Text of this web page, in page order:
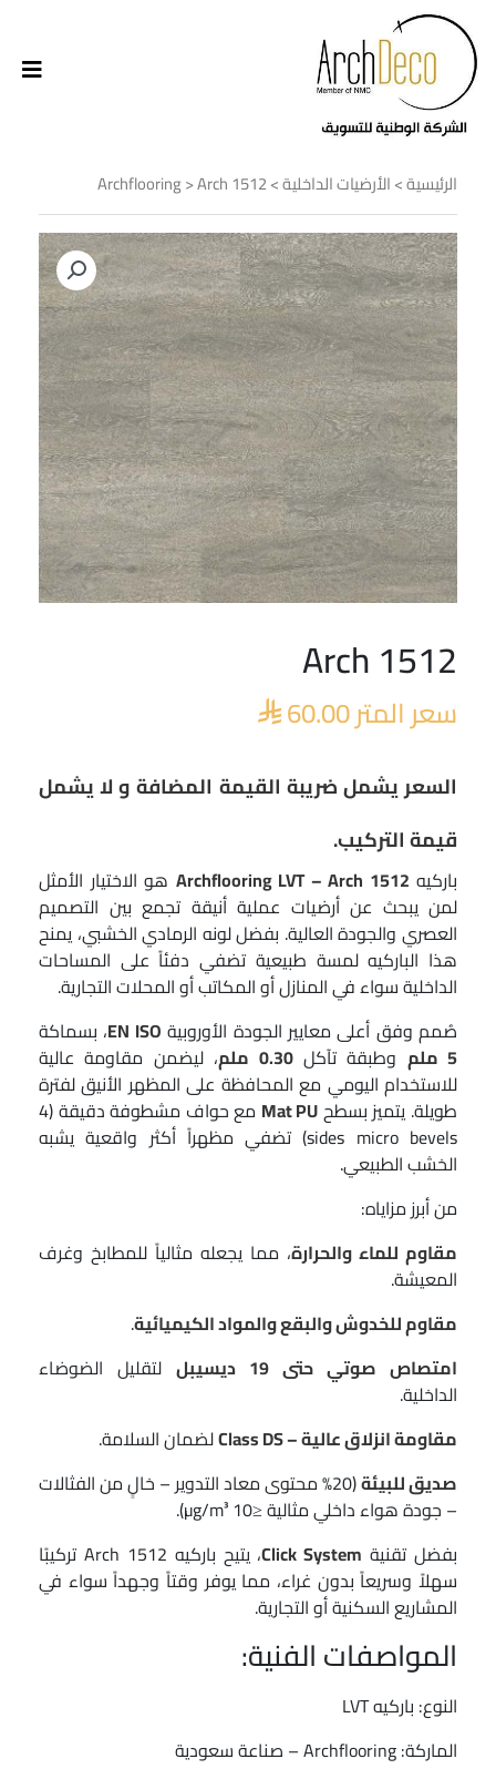
الرئيسية>الأرضيات الداخلية>
Archflooring> Arch 1512
Arch 1512
سعر المتر 60.00
السعر يشمل ضريبة القيمة المضافة و لا يشمل
قيمة التركيب.
باركيه Archflooring LVT – Arch 1512 هو الاختيار الأمثل
لمن يبحث عن أرضيات عملية أنيقة تجمع بين التصميم
العصري والجودة العالية. بفضل لونه الرمادي الخشبي، يمنح
هذا الباركيه لمسة طبيعية تضفي دفئاً على المساحات
الداخلية سواء في المنازل أو المكاتب أو المحلات التجارية.
صُمم وفق أعلى معايير الجودة الأوروبية EN ISO، بسماكة
5 ملم
وطبقة تآكل0.30 ملم
، ليضمن مقاومة عالية
للاستخدام اليومي مع المحافظة على المظهر الأنيق لفترة
طويلة. يتميز بسطحMat PU
مع حواف مشطوفة دقيقة (4
sides micro bevels) تضفي مظهراً أكثر واقعية يشبه
الخشب الطبيعي.
من أبرز مزاياه:
مقاوم للماء والحرارة، مما يجعله مثالياً للمطابخ وغرف
المعيشة.
مقاوم للخدوش والبقع والمواد الكيميائية.
امتصاص صوتي حتى 19 ديسيبل
لتقليل الضوضاء
الداخلية.
مقاومة انزلاق عالية – Class DS
لضمان السلامة.
صديق للبيئة
(20% محتوى معاد التدوير – خالٍ من الفثالات
– جودة هواء داخلي مثالية ≤10 µg/m³).
بفضل تقنية Click System
، يتيح باركيه Arch 1512 تركيبًا
سهلاً وسريعاً بدون غراء، مما يوفر وقتاً وجهداً سواء في
المشاريع السكنية أو التجارية.
المواصفات الفنية:
النوع: باركيه LVT
الماركة: Archflooring – صناعة سعودية